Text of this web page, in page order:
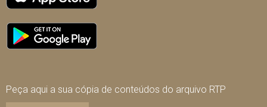
Peça aqui a sua cópia de conteúdos do arquivo RTP